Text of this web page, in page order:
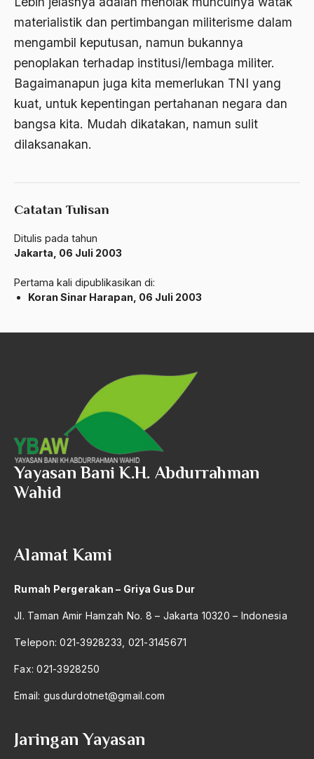
materialistik dan pertimbangan militerisme dalam
mengambil keputusan, namun bukannya
penoplakan terhadap institusi/lembaga militer.
Bagaimanapun juga kita memerlukan TNI yang
kuat, untuk kepentingan pertahanan negara dan
bangsa kita. Mudah dikatakan, namun sulit
dilaksanakan.
Catatan Tulisan
Ditulis pada tahun
Jakarta, 06 Juli 2003
Pertama kali dipublikasikan di:
Koran Sinar Harapan, 06 Juli 2003
Ali Syahbana
Aliran AHmadiyah
Aliran Kepercayaan
Alistair Cook
Allah
ALmanak
Alternatif Politis
Alumni Sayid Al-Maliki
Amangkurat
amerika latin
amerika serikat
Amir
Amir Syakib Arsalan
Amirn Rais
amrozi
Anak ibrahim
Anatomi
Andre Gide
Yayasan Bani K.H. Abdurrahman
Wahid
Alamat Kami
Rumah Pergerakan – Griya Gus Dur
Jl. Taman Amir Hamzah No. 8 – Jakarta 10320 – Indonesia
Telepon: 021-3928233, 021-3145671
Fax: 021-3928250
Email: gusdurdotnet@gmail.com
Jaringan Yayasan